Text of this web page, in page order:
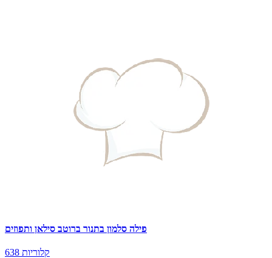
פילה סלמון בתנור ברוטב סילאן ותפוזים
638 קלוריות